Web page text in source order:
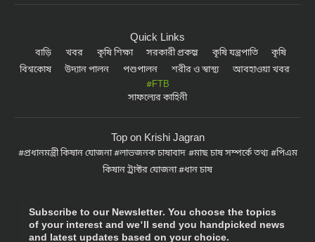
Quick Links
বাড়ি খবর কৃষি শিক্ষা সরকারী প্রকল্প কৃষি যন্ত্রপাতি
কৃষি
বিশ্বকোষ
উদ্যান পালন পশুপালন শরীর ও স্বাস্থ্য
আবহাওয়া খবর
#FTB
সাফল্যের কাহিনী
Top on Krishi Jagran
প্রধানমন্ত্রী কিষান যোজনা লাভজনক চাষাবাদ মাছ চাষ সম্পর্কে তথ্য
পিএম
কিষান ট্রাক্টর যোজনা ধান চাষ
Subscribe to our Newsletter. You choose the topics
of your interest and we'll send you handpicked news
and latest updates based on your choice.